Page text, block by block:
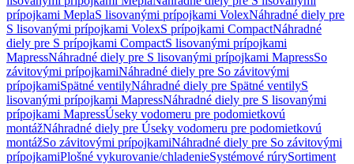
prípojkami MeplaS lisovanými prípojkami VolexNáhradné diely pre
S lisovanými prípojkami VolexS prípojkami CompactNáhradné
diely pre S prípojkami CompactS lisovanými prípojkami
MapressNáhradné diely pre S lisovanými prípojkami MapressSo
závitovými prípojkamiNáhradné diely pre So závitovými
prípojkamiSpätné ventilyNáhradné diely pre Spätné ventilyS
lisovanými prípojkami MapressNáhradné diely pre S lisovanými
prípojkami MapressÚseky vodomeru pre podomietkovú
montážNáhradné diely pre Úseky vodomeru pre podomietkovú
montážSo závitovými prípojkamiNáhradné diely pre So závitovými
prípojkamiPlošné vykurovanie/chladenieSystémové rúrySortiment